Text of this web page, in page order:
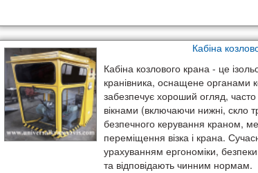
Кабіна
Кабіна козлового крана - це
кранівника, оснащене органами
забезпечує хороший огляд,
вікнами (включаючи нижні, скло
безпечного керування краном,
переміщення візка і крана.
урахуванням ергономіки,
та відповідають чинним нормам.